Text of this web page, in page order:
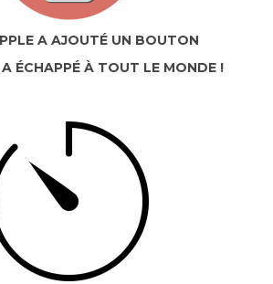
A AJOUTÉ UN BOUTON
ÉCHAPPÉ À TOUT LE MONDE !